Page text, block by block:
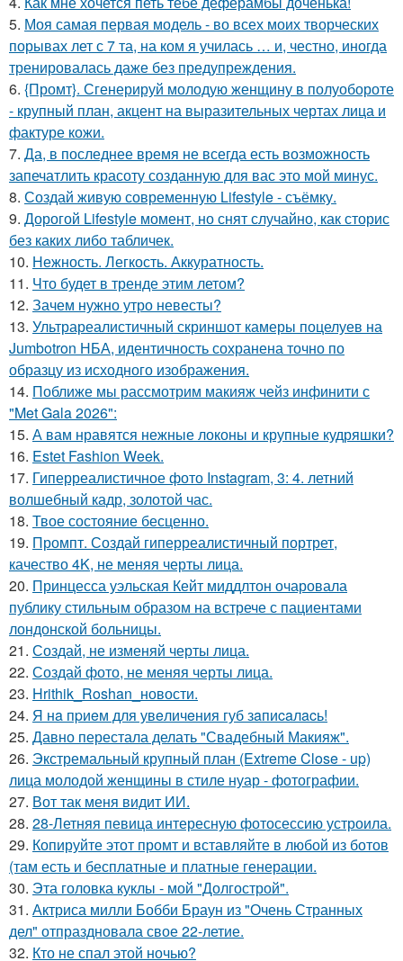
5. Моя самая первая модель - во всех моих творческих
порывах лет с 7 та, на ком я училась … и, честно, иногда
тренировалась даже без предупреждения.
6. {Промт}. Сгенерируй молодую женщину в полуобороте
- крупный план, акцент на выразительных чертах лица и
фактуре кожи.
7. Да, в последнее время не всегда есть возможность
запечатлить красоту созданную для вас это мой минус.
8. Создай живую современную Lifestyle - съёмку.
9. Дорогой Lifestyle момент, но снят случайно, как сторис
без каких либо табличек.
10. Нежность. Легкость. Аккуратность.
11. Что будет в тренде этим летом?
12. Зачем нужно утро невесты?
13. Ультрареалистичный скриншот камеры поцелуев на
Jumbotron НБА, идентичность сохранена точно по
образцу из исходного изображения.
14. Поближе мы рассмотрим макияж чейз инфинити с
"Met Gala 2026":
15. А вам нравятся нежные локоны и крупные кудряшки?
16. Estet Fashion Week.
17. Гиперреалистичное фото Instagram, 3: 4. летний
волшебный кадр, золотой час.
18. Твое состояние бесценно.
19. Промпт. Создай гиперреалистичный портрет,
качество 4K, не меняя черты лица.
20. Принцесса уэльская Кейт миддлтон очаровала
публику стильным образом на встрече с пациентами
лондонской больницы.
21. Создай, не изменяй черты лица.
22. Создай фото, не меняя черты лица.
23. Hrithik_Roshan_новости.
24. Я нa пpиeм для увeличeния губ зaпиcaлacь!
25. Давно перестала делать "Свадебный Макияж".
26. Экстремальный крупный план (Extreme Close - up)
лица молодой женщины в стиле нуар - фотографии.
27. Вот так меня видит ИИ.
28. 28-Летняя певица интересную фотосессию устроила.
29. Копируйте этот промт и вставляйте в любой из ботов
(там есть и бесплатные и платные генерации.
30. Эта головка куклы - мой "Долгострой".
31. Актриса милли Бобби Браун из "Очень Странных
дел" отпраздновала свое 22-летие.
32. Кто не спал этой ночью?